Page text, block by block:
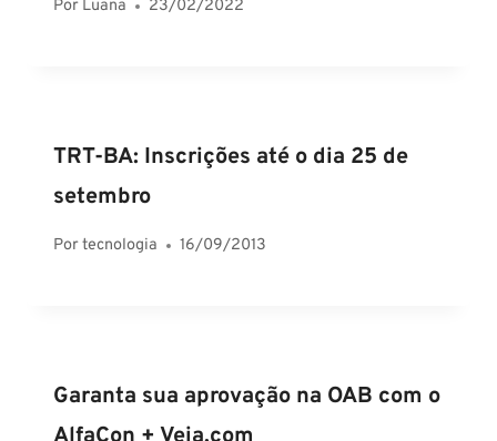
Por Luana 23/02/2022
TRT-BA: Inscrições até o dia 25 de
setembro
Portecnologia 16/09/2013
Garanta sua aprovação na OAB com o